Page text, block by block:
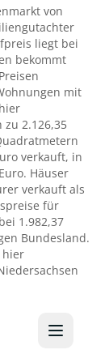
von
liegt bei
bekommt
mit
2.126,35
verkauft, in
Häuser
verkauft als
für
1.982,37
Bundesland.
hier